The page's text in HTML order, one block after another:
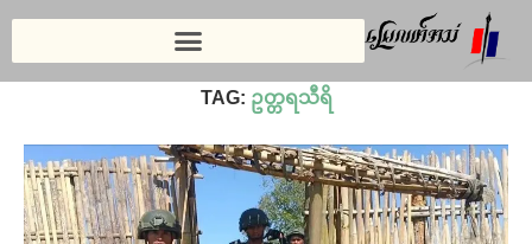
TAG: ဥတ္တရသီရိ